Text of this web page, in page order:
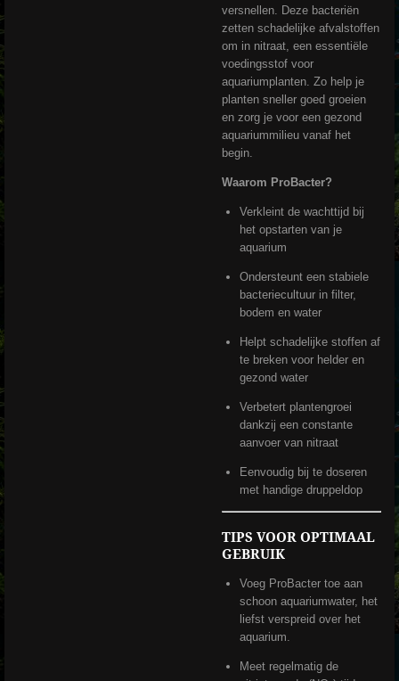
versnellen. Deze bacteriën
zetten schadelijke afvalstoffen
om in nitraat, een essentiële
voedingsstof voor
aquariumplanten. Zo help je
planten sneller goed groeien
en zorg je voor een gezond
aquariummilieu vanaf het
begin.
Waarom ProBacter?
Verkleint de wachttijd bij
het opstarten van je
aquarium
Ondersteunt een stabiele
bacteriecultuur in filter,
bodem en water
Helpt schadelijke stoffen af
te breken voor helder en
gezond water
Verbetert plantengroei
dankzij een constante
aanvoer van nitraat
Eenvoudig bij te doseren
met handige druppeldop
TIPS VOOR OPTIMAAL
GEBRUIK
Voeg ProBacter toe aan
schoon aquariumwater, het
liefst verspreid over het
aquarium.
Meet regelmatig de